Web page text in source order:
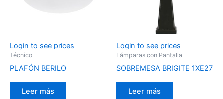
Login to see prices
Técnico
PLAFÓN BERILO
Leer más
Login to see prices
Lámparas con Pantalla
SOBREMESA BRIGITE 1XE27
Leer más